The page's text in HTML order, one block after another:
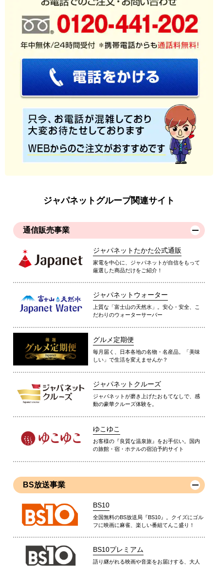
ジャパネットグループ関連サイト
通信販売事業
ジャパネットたかた公式通販
家電を中心に、ジャパネットが自信をもって
厳選した商品だけをご紹介！
ジャパネットウォーター
上質な「富士山の天然水」。安心・安全、こ
だわりのウォーターサーバー
グルメ定期便
毎月届く、日本各地の名物・名産品。「美味
しい」で生活を変えませんか？
ジャパネットクルーズ
ジャパネットが磨き上げたおもてなしで、感
動の豪華クルーズ体験を。
ゆこゆこ
お客様の『良質な温泉旅』をお手伝い。国内
の旅館・宿・ホテルの宿泊予約サイト
BS放送事業
BS10
全国無料のBS放送局『BS10』。クイズにゴル
フに映画に麻雀、楽しい番組てんこ盛り！
BS10プレミアム
語り継がれる映画や音楽をお届けする、大人